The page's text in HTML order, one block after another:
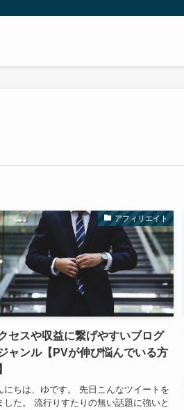
アフィリエイト
セスや収益に繋げやすいブログ
ャンル【PVが伸び悩んでいる方
にちは、ゆです。 先日こんなツイートを
した。 流行りすたりの無い話題に強いと